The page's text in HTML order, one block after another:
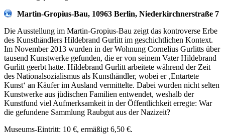
Martin-Gropius-Bau, 10963 Berlin, Niederkirchnerstraße 7
Die Ausstellung im Martin-Gropius-Bau zeigt das kontroverse Erbe
des Kunsthändlers Hildebrand Gurlitt im geschichtlichen Kontext.
Im November 2013 wurden in der Wohnung Cornelius Gurlitts über
tausend Kunstwerke gefunden, die er von seinem Vater Hildebrand
Gurlitt geerbt hatte. Hildebrand Gurlitt arbeitete während der Zeit
des Nationalsozialismus als Kunsthändler, wobei er ‚Entartete
Kunst‘ an Käufer im Ausland vermittelte. Dabei wurden nicht selten
Kunstwerke aus jüdischen Familien entwendet, weshalb der
Kunstfund viel Aufmerksamkeit in der Öffentlichkeit erregte: War
die gefundene Sammlung Raubgut aus der Nazizeit?
Museums-Eintritt: 10 €, ermäßigt 6,50 €.